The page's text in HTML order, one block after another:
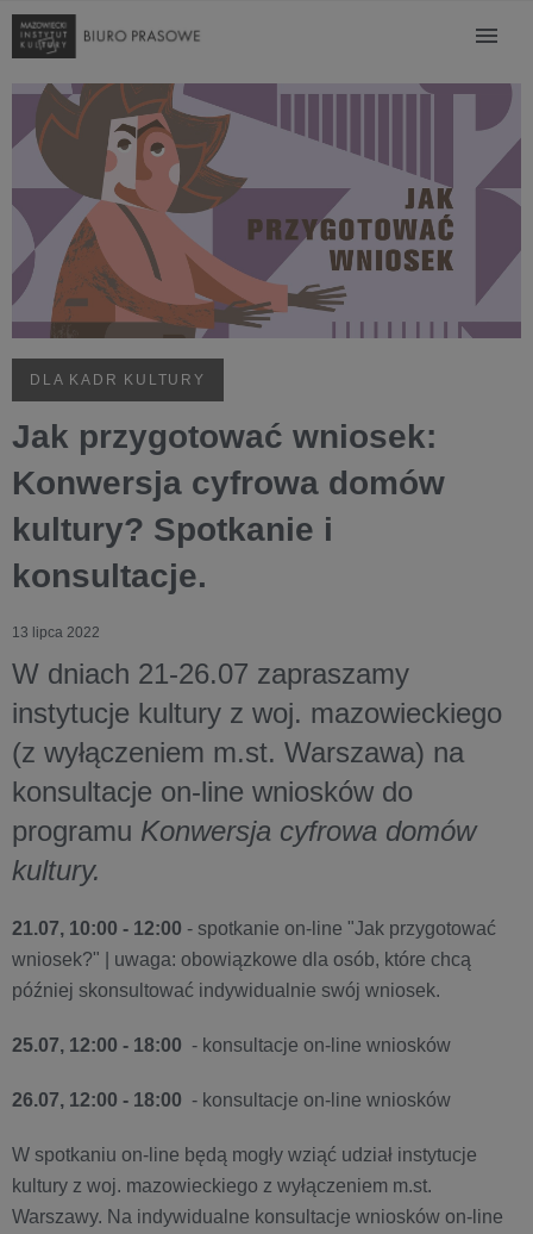
DLA KADR KULTURY
Jak przygotować wniosek:
Konwersja cyfrowa domów
kultury? Spotkanie i
konsultacje.
13 lipca 2022
W dniach 21-26.07 zapraszamy
instytucje kultury z woj. mazowieckiego
(z wyłączeniem m.st. Warszawa) na
konsultacje on-line wniosków do
programu Konwersja cyfrowa domów
kultury.
21.07, 10:00 - 12:00 - spotkanie on-line "Jak przygotować
wniosek?" | uwaga: obowiązkowe dla osób, które chcą
później skonsultować indywidualnie swój wniosek.
25.07, 12:00 - 18:00 - konsultacje on-line wniosków
26.07, 12:00 - 18:00 - konsultacje on-line wniosków
W spotkaniu on-line będą mogły wziąć udział instytucje
kultury z woj. mazowieckiego z wyłączeniem m.st.
Warszawy. Na indywidualne konsultacje wniosków on-line